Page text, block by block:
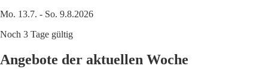
Mo. 13.7. - So. 9.8.2026
Noch 3 Tage gültig
Angebote der aktuellen Woche